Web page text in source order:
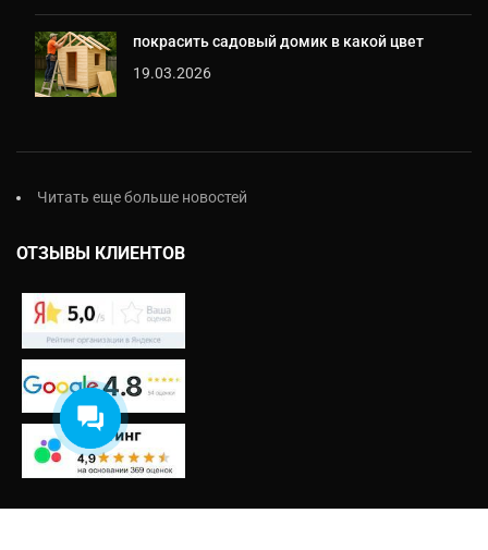
покрасить садовый домик в какой цвет
19.03.2026
Читать еще больше новостей
ОТЗЫВЫ КЛИЕНТОВ